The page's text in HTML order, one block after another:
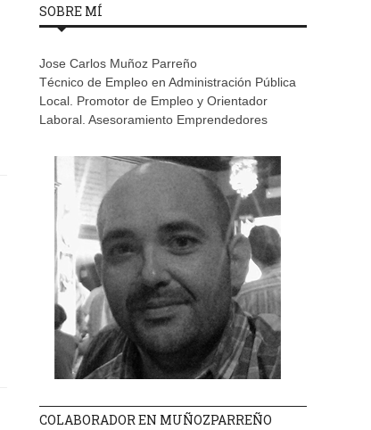
SOBRE MÍ
Jose Carlos Muñoz Parreño
Técnico de Empleo en Administración Pública
Local. Promotor de Empleo y Orientador
Laboral. Asesoramiento Emprendedores
COLABORADOR EN MUÑOZPARREÑO